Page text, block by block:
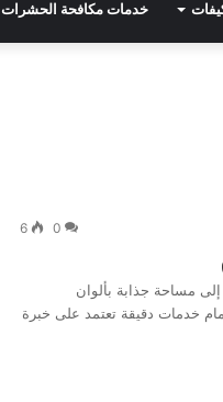
خدمات مكافحة الحشرات
0
6
مساحة جذابة بألوان
خدمات دقيقة تعتمد على خبرة
بالدمام والخبر